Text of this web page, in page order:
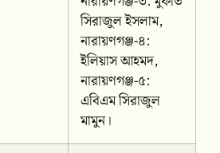
সিরাজুল ইসলাম,
নারায়ণগঞ্জ-৪:
ইলিয়াস আহমদ,
নারায়ণগঞ্জ-৫:
এবিএম সিরাজুল
মামুন।